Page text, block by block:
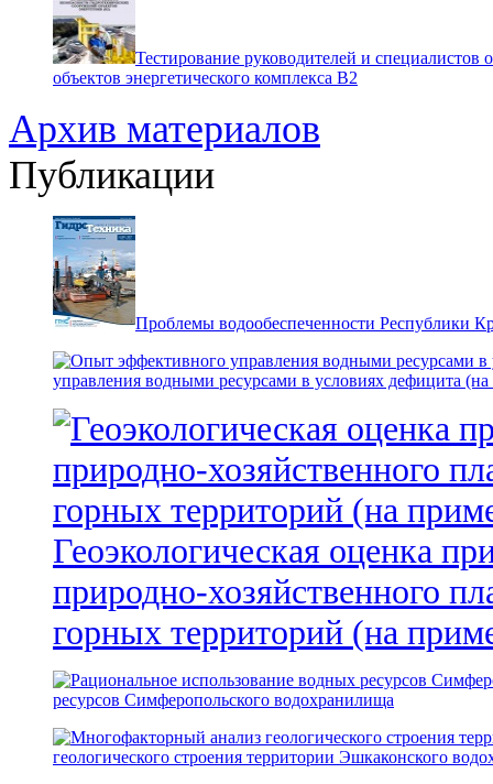
Тестирование руководителей и специалистов
объектов энергетического комплекса В2
Архив материалов
Публикации
Проблемы водообеспеченности Республики
управления водными ресурсами в условиях дефицита
Геоэкологическая оценка
природно-хозяйственного
горных территорий (на
ресурсов Симферопольского водохранилища
геологического строения территории Эшкаконского